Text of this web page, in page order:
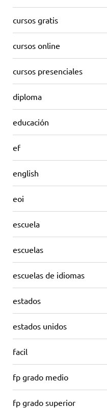
cursos gratis
cursos online
cursos presenciales
diploma
educación
ef
english
eoi
escuela
escuelas
escuelas de idiomas
estados
estados unidos
facil
fp grado medio
fp grado superior